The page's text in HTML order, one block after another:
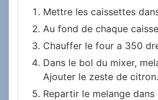
Mettre les caissettes
Au fond de chaque
Chauffer le four a 350
Dans le bol du mixer,
Ajouter le zeste de citron.
Repartir le melange